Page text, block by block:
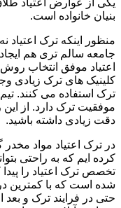
بنیان خانواده است.
منظور اینکه ترک اعتیاد
جامعه سالم تری هم
اعتیاد موفق انتخاب
کلینیک های ترک زیادی
ترک استفاده می کنند.
موفقیت ترک دارد. از این
دقت زیادی داشته باشید.
در ترک اعتیاد مواد
کرده ایم که به راحتی
تخصص ترک اعتیاد را
شده است که با کمترین
حتی در فرایند ترک و بعد